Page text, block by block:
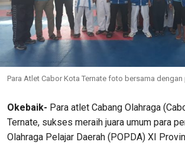
Para Atlet Cabor Kota Ternate foto bersama
Okebaik- Para atlet Cabang Olahraga
Ternate, sukses meraih juara umum para
Olahraga Pelajar Daerah (POPDA) XI